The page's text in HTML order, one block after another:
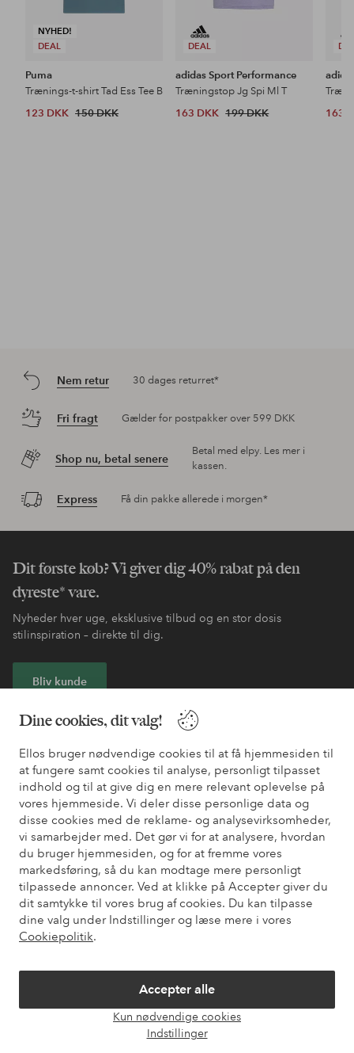
Dine cookies, dit valg!
Ellos bruger nødvendige cookies til at få hjemmesiden til
at fungere samt cookies til analyse, personligt tilpasset
indhold og til at give dig en mere relevant oplevelse på
vores hjemmeside. Vi deler disse personlige data og
disse cookies med de reklame- og analysevirksomheder,
vi samarbejder med. Det gør vi for at analysere, hvordan
du bruger hjemmesiden, og for at fremme vores
markedsføring, så du kan modtage mere personligt
tilpassede annoncer. Ved at klikke på Accepter giver du
dit samtykke til vores brug af cookies. Du kan tilpasse
dine valg under Indstillinger og læse mere i vores
Cookiepolitik.
Accepter alle
Kun nødvendige cookies
Indstillinger
NYHED!
DEAL
Puma
Trænings-t-shirt Tad Ess Tee B
123 DKK 150 DKK
DEAL
adidas Sport Performance
Træningstop Jg Spi Ml T
163 DKK 199 DKK
163
Nem retur 30 dages returret*
Fri fragt Gælder for postpakker over 599 DKK
Shop nu, betal senere
Betal med elpy. Les mer i
kassen.
Express Få din pakke allerede i morgen*
Dit første køb? Vi giver dig 40% rabat på den
dyreste* vare.
Nyheder hver uge, eksklusive tilbud og en stor dosis
stilinspiration – direkte til dig.
Bliv kunde
* Se tilbudsbetingelser ved registrering
Har du brug for hjælp?
Du kan finde svar på de oftest stillede spørgsmål i vores FAQ.
Du kan også finde oplysninger om, hvordan du kontakter os.
Kundeservice Bestilling Betalingsmåde
Mine sider
Om Ellos